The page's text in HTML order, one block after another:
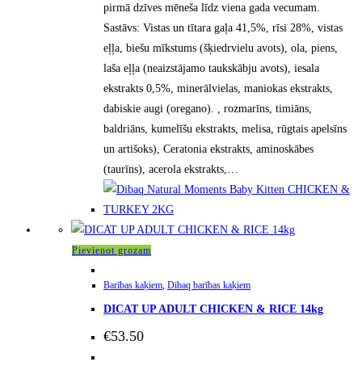
pirmā dzīves mēneša līdz viena gada vecumam.
Sastāvs: Vistas un tītara gaļa 41,5%, rīsi 28%, vistas
eļļa, biešu mīkstums (šķiedrvielu avots), ola, piens,
laša eļļa (neaizstājamo taukskābju avots), iesala
ekstrakts 0,5%, minerālvielas, maniokas ekstrakts,
dabiskie augi (oregano). , rozmarīns, timiāns,
baldriāns, kumelīšu ekstrakts, melisa, rūgtais apelsīns
un artišoks), Ceratonia ekstrakts, aminoskābes
(taurīns), acerola ekstrakts,…
Pievienot grozam
Barības kaķiem Dibaq barības kaķiem
DICAT UP ADULT CHICKEN & RICE 14kg
€53.50